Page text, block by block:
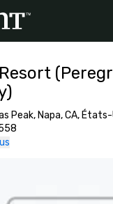
Peak, Napa, CA, États-